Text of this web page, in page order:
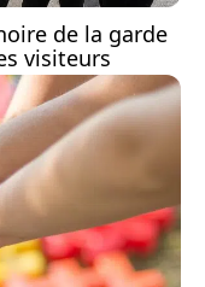
de la garde
visiteurs